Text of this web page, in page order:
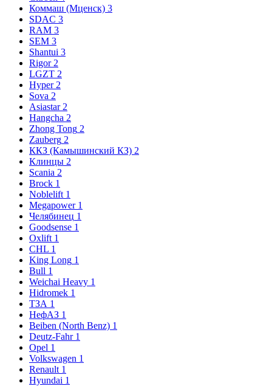
Коммаш (Мценск) 3
SDAC 3
RAM 3
SEM 3
Shantui 3
Rigor 2
LGZT 2
Hyper 2
Sova 2
Asiastar 2
Hangcha 2
Zhong Tong 2
Zauberg 2
ККЗ (Камышинский КЗ) 2
Клинцы 2
Scania 2
Brock 1
Noblelift 1
Megapower 1
Челябинец 1
Goodsense 1
Oxlift 1
CHL 1
King Long 1
Bull 1
Weichai Heavy 1
Hidromek 1
ТЗА 1
НефАЗ 1
Beiben (North Benz) 1
Deutz-Fahr 1
Opel 1
Volkswagen 1
Renault 1
Hyundai 1